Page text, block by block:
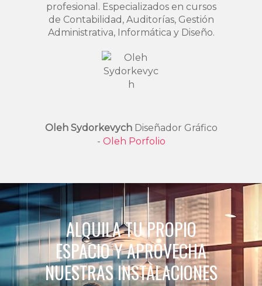
profesional. Especializados en cursos
de Contabilidad, Auditorías, Gestión
Administrativa, Informática y Diseño.
Oleh SydorkevychDiseñador Gráfico
- Oleh Porfolio
ALQUILA TU PROPIO
ESPACIO Y APROVECHA
NUESTRAS INSTALACIONES